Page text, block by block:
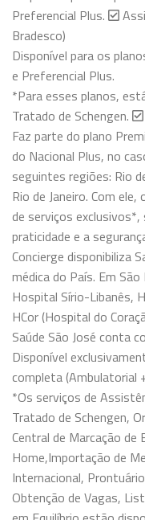
Preferencial Plus.
Bradesco)
Disponível para os
e Preferencial Plus.
*Para esses planos,
Tratado de Schengen.
Faz parte do plano
do Nacional Plus, no
seguintes regiões: Rio
Rio de Janeiro. Com
de serviços
praticidade e a
Concierge disponibiliza
médica do País. Em
Hospital Sírio-Libanês,
HCor (Hospital do
Saúde São José conta
Disponível
completa (Ambulatorial
*Os serviços de
Tratado de Schengen,
Central de Marcação de
Home,Importação de
Internacional,
Obtenção de Vagas,